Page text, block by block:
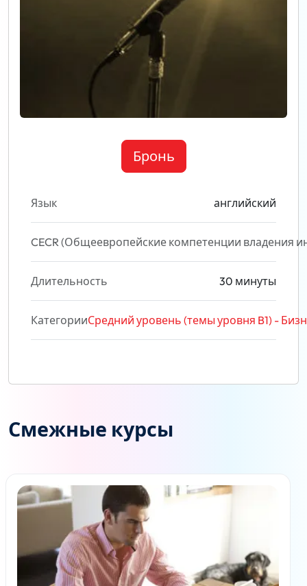
Бронь
Язык английский
CECR (Общеевропейские компетенции владения
Длительность 30 минуты
КатегорииСредний уровень (темы уровня B1) -
Смежные курсы